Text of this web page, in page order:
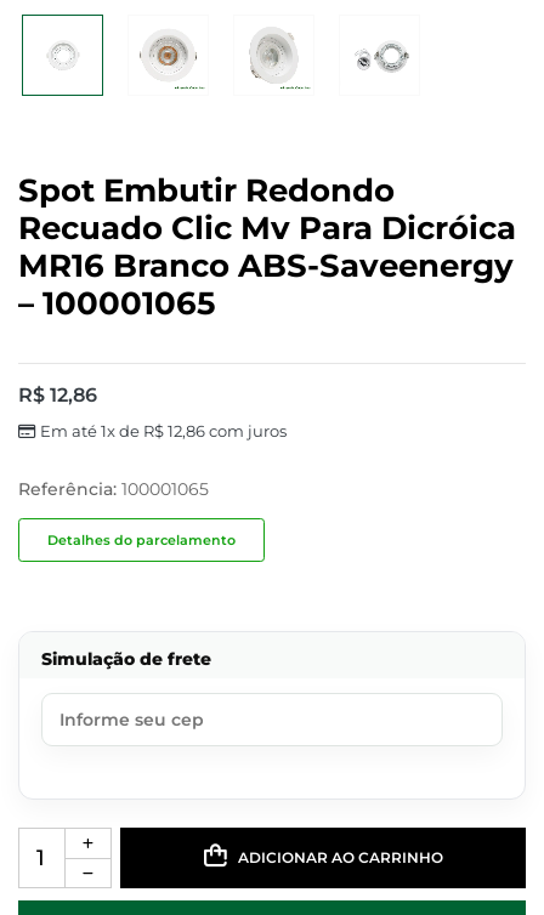
Spot Embutir Redondo
Recuado Clic Mv Para Dicróica
MR16 Branco ABS-Saveenergy
– 100001065
R$ 12,86
Em até 1x de R$12,86com juros
Referência: 100001065
Detalhes do parcelamento
Simulação de frete
ADICIONAR AO CARRINHO